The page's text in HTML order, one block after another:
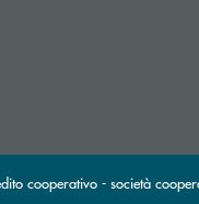
di posta elettronica)
l’app di posta
cooperativo - società